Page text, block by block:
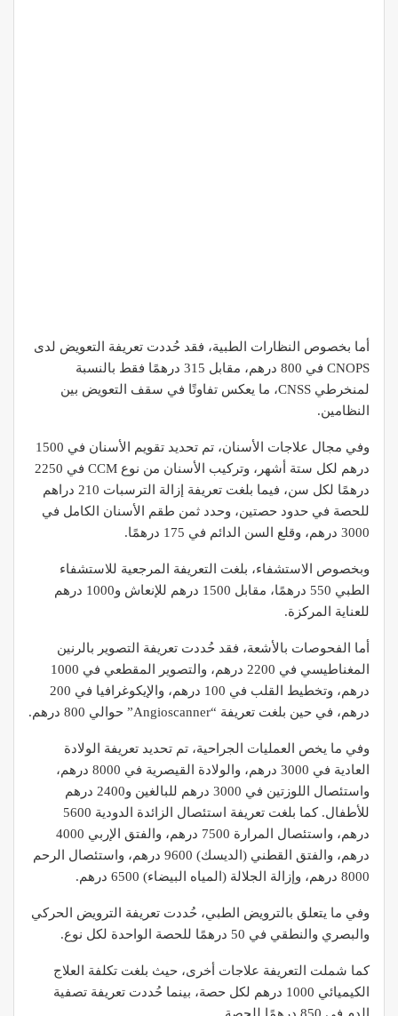
أما بخصوص النظارات الطبية، فقد حُددت تعريفة التعويض لدى
CNOPS في 800 درهم، مقابل 315 درهمًا فقط بالنسبة
لمنخرطي CNSS، ما يعكس تفاوتًا في سقف التعويض بين
النظامين.
وفي مجال علاجات الأسنان، تم تحديد تقويم الأسنان في 1500
درهم لكل ستة أشهر، وتركيب الأسنان من نوع CCM في 2250
درهمًا لكل سن، فيما بلغت تعريفة إزالة الترسبات 210 دراهم
للحصة في حدود حصتين، وحدد ثمن طقم الأسنان الكامل في
3000 درهم، وقلع السن الدائم في 175 درهمًا.
وبخصوص الاستشفاء، بلغت التعريفة المرجعية للاستشفاء
الطبي 550 درهمًا، مقابل 1500 درهم للإنعاش و1000 درهم
للعناية المركزة.
أما الفحوصات بالأشعة، فقد حُددت تعريفة التصوير بالرنين
المغناطيسي في 2200 درهم، والتصوير المقطعي في 1000
درهم، وتخطيط القلب في 100 درهم، والإيكوغرافيا في 200
درهم، في حين بلغت تعريفة “Angioscanner” حوالي 800 درهم.
وفي ما يخص العمليات الجراحية، تم تحديد تعريفة الولادة
العادية في 3000 درهم، والولادة القيصرية في 8000 درهم،
واستئصال اللوزتين في 3000 درهم للبالغين و2400 درهم
للأطفال. كما بلغت تعريفة استئصال الزائدة الدودية 5600
درهم، واستئصال المرارة 7500 درهم، والفتق الإربي 4000
درهم، والفتق القطني (الديسك) 9600 درهم، واستئصال الرحم
8000 درهم، وإزالة الجلالة (المياه البيضاء) 6500 درهم.
وفي ما يتعلق بالترويض الطبي، حُددت تعريفة الترويض الحركي
والبصري والنطقي في 50 درهمًا للحصة الواحدة لكل نوع.
كما شملت التعريفة علاجات أخرى، حيث بلغت تكلفة العلاج
الكيميائي 1000 درهم لكل حصة، بينما حُددت تعريفة تصفية